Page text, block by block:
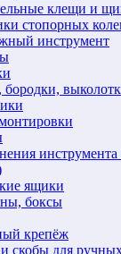
клещи и
стопорных
инструмент
бородки,
ящики
боксы
крепёж
скобы для